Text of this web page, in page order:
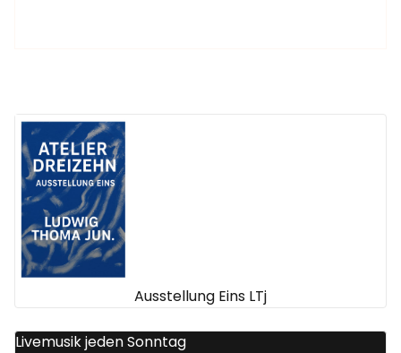
Ausstellung Eins LTj
Livemusik jeden Sonntag